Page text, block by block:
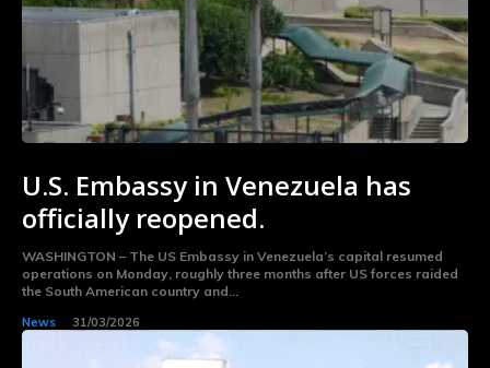
U.S. Embassy in Venezuela has
officially reopened.
WASHINGTON – The US Embassy in Venezuela’s capital resumed
operations on Monday, roughly three months after US forces raided
the South American country and...
News 31/03/2026